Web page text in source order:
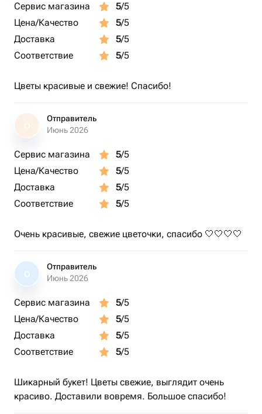
Сервис магазина 5/5
Цена/Качество
5/5
Доставка
5/5
Соответствие
5/5
Цветы красивые и свежие! Спасибо!
О
Отправитель
Июнь 2026
Сервис магазина 5/5
Цена/Качество
5/5
Доставка
5/5
Соответствие
5/5
Очень красивые, свежие цветочки, спасибо 🤍🤍🤍🤍
О
Отправитель
Июнь 2026
Сервис магазина 5/5
Цена/Качество
5/5
Доставка
5/5
Соответствие
5/5
Шикарный букет! Цветы свежие, выглядит очень
красиво. Доставили вовремя. Большое спасибо!